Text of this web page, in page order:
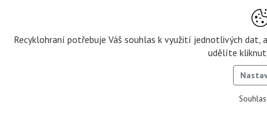
Recyklohraní potřebuje Váš souhlas k využití jednotlivých
udělíte